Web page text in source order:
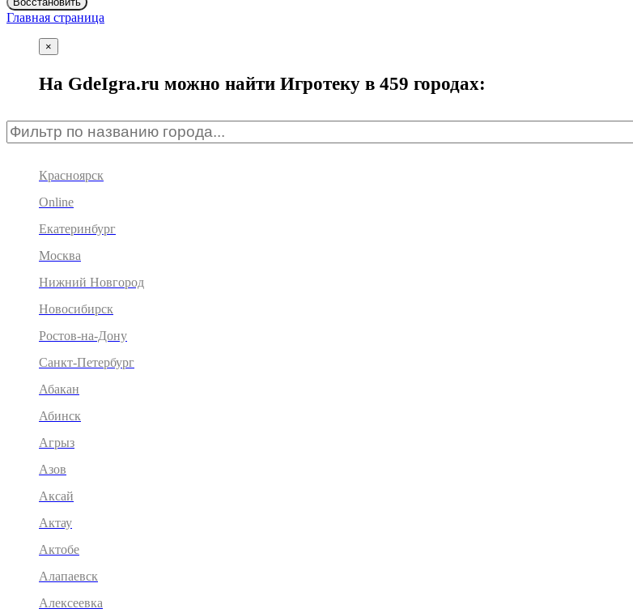
Главная страница
×
На GdeIgra.ru можно найти Игротеку в 459 городах:
Красноярск
Online
Екатеринбург
Москва
Нижний Новгород
Новосибирск
Ростов-на-Дону
Санкт-Петербург
Абакан
Абинск
Агрыз
Азов
Аксай
Актау
Актобе
Алапаевск
Алексеевка